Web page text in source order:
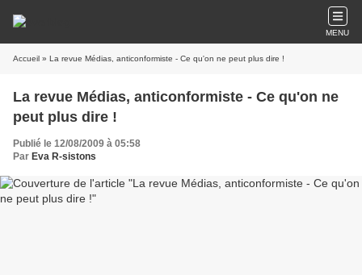
MENU
Accueil » La revue Médias, anticonformiste - Ce qu'on ne peut plus dire !
La revue Médias, anticonformiste - Ce qu'on ne
peut plus dire !
Publié le 12/08/2009 à 05:58
Par Eva R-sistons